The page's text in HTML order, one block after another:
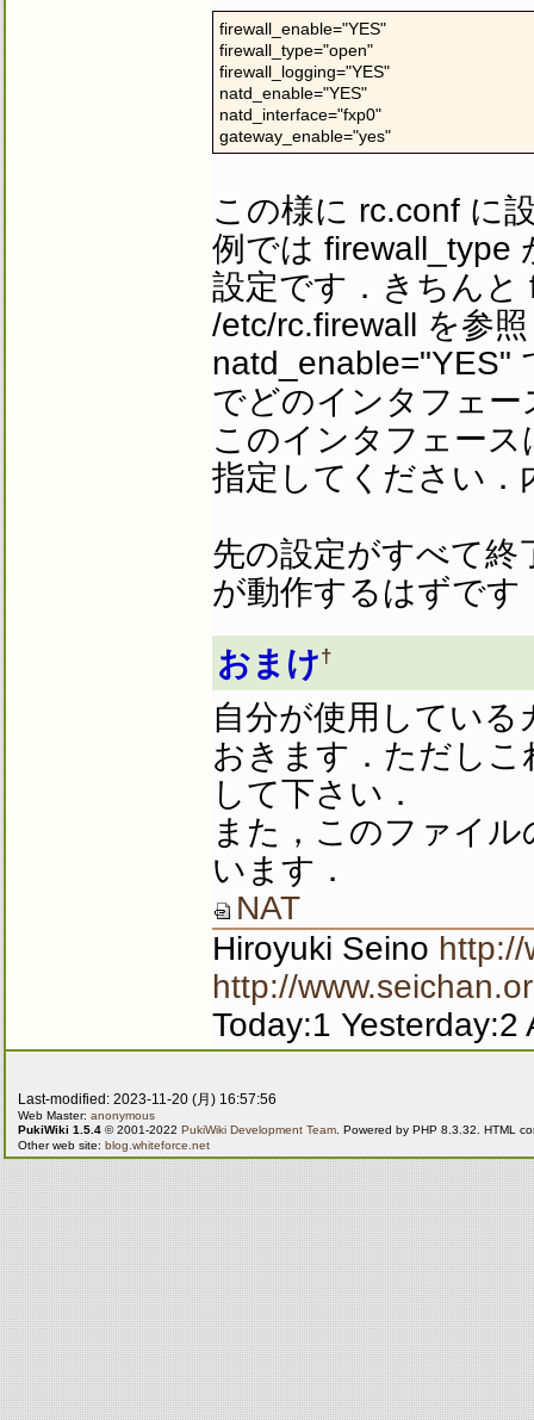
firewall_enable="YES"
firewall_type="open"
firewall_logging="YES"
natd_enable="YES"
natd_interface="fxp0"
gateway_enable="yes"
この様に rc.conf に
例では firewall_type
設定です．きちんと
/etc/rc.firewall を参
natd_enable="YES"
でどのインタフェ
このインタフェー
指定してください．
先の設定がすべて
が動作するはずです
おまけ†
自分が使用してい
おきます．ただし
して下さい．
また，このファイ
います．
NAT
Hiroyuki Seino http://
http://
Today:1 Yesterday:2
Last-modified: 2023-11-20 (月) 16:57:56
Web Master: anonymous
PukiWiki 1.5.4 © 2001-2022 PukiWiki Development Team. Powered by PHP 8.3.32. HTML
Other web site: blog.whiteforce.net